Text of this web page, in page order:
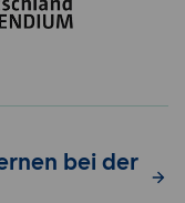
bei der